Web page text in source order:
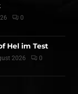
0
Hel im Test
2026 0